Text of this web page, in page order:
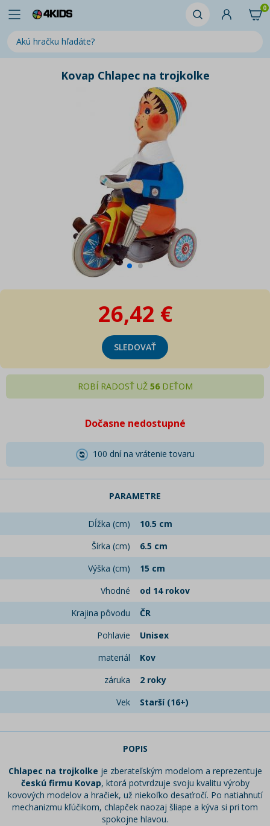
0
Kovap Chlapec na trojkolke
26,42 €
SLEDOVAŤ
ROBÍ RADOSŤ UŽ 56DEŤOM
Dočasne nedostupné
100 dní na vrátenie tovaru
PARAMETRE
Dĺžka (cm)
10.5 cm
Šírka (cm)
6.5 cm
Výška (cm)
15 cm
Vhodné
od 14 rokov
Krajina pôvodu
ČR
Pohlavie
Unisex
materiál
Kov
záruka
2 roky
Vek
Starší (16+)
POPIS
Chlapec na trojkolke je zberateľským modelom a reprezentuje
českú firmu Kovap, ktorá potvrdzuje svoju kvalitu výroby
kovových modelov a hračiek, už niekoľko desaťročí. Po natiahnutí
mechanizmu kľúčikom, chlapček naozaj šliape a kýva si pri tom
spokojne hlavou.